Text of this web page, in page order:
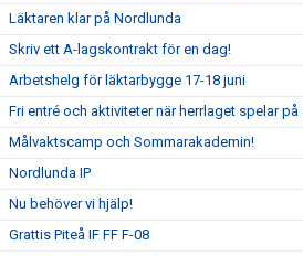
Läktaren klar på Nordlunda
Skriv ett A-lagskontrakt för en dag!
Arbetshelg för läktarbygge 17-18 juni
Fri entré och aktiviteter när herrlaget spelar
Målvaktscamp och Sommarakademin!
Nordlunda IP
Nu behöver vi hjälp!
Grattis Piteå IF FF F-08